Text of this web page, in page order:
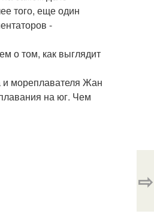
того, еще один
-
о том, как выглядит
и мореплавателя Жан
на юг. Чем
⇨